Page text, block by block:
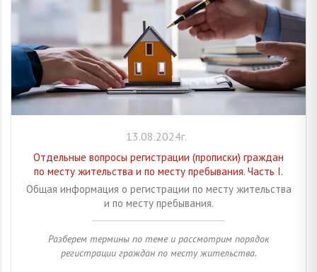
13.08.2024г.
Отдельные вопросы регистрации (прописки) граждан
по месту жительства и по месту пребывания. Часть I.
Общая информация о регистрации по месту жительства
и по месту пребывания.
Разберем термины по теме и рассмотрим порядок
регистрации граждан по месту жительства.